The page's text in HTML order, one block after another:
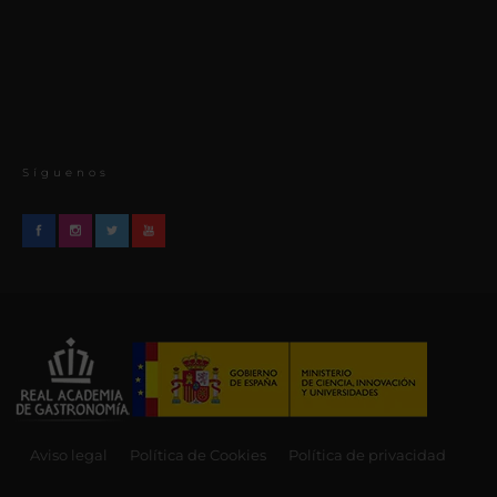
Síguenos
Aviso legal Política de Cookies Política de privacidad